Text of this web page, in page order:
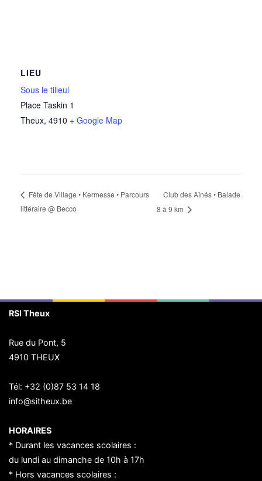
LIEU
Sous le tilleul
Place Taskin 1
Theux, 4910 + Google Map
Fête de Village • Kermesse • Parcours
littéraire @ Becco
Club des Aînés • Balade
8 à 9 km
RSI Theux
Rue du Pont, 5
4910 THEUX
Tél: +32 (0)87 53 14 18
info@sitheux.be
HORAIRES
* Durant les vacances scolaires :
du lundi au dimanche de 10h à 17h
* Hors vacances scolaires :